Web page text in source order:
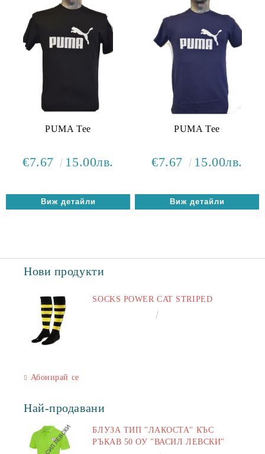
PUMA Tee
€7.67 15.00лв.
Виж детайли
PUMA Tee
€7.67 15.00лв.
Виж детайли
Нови продукти
SOCKS POWER CAT STRIPED
Абонирай се
Най-продавани
БЛУЗА ТИП "ЛАКОСТА" КЪС
РЪКАВ 50 ОУ "ВАСИЛ ЛЕВСКИ"